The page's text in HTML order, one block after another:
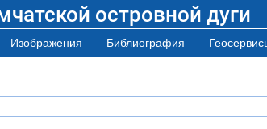
островной дуги
Изображения Библиография